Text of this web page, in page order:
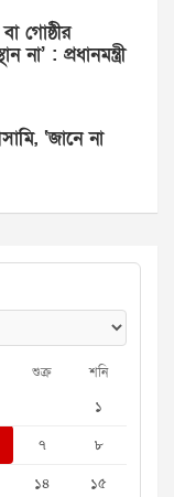
গোষ্ঠীর
না’ : প্রধানমন্ত্রী
‘জানে না
শুক্র শনি
১
৭
৮
১৪
১৫